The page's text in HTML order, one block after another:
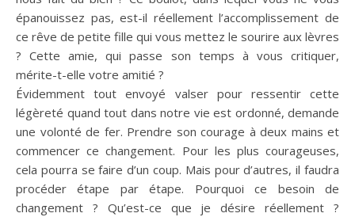
épanouissez pas, est-il réellement l’accomplissement de
ce rêve de petite fille qui vous mettez le sourire aux lèvres
? Cette amie, qui passe son temps à vous critiquer,
mérite-t-elle votre amitié ?
Évidemment tout envoyé valser pour ressentir cette
légèreté quand tout dans notre vie est ordonné, demande
une volonté de fer. Prendre son courage à deux mains et
commencer ce changement. Pour les plus courageuses,
cela pourra se faire d’un coup. Mais pour d’autres, il faudra
procéder étape par étape. Pourquoi ce besoin de
changement ? Qu’est-ce que je désire réellement ?